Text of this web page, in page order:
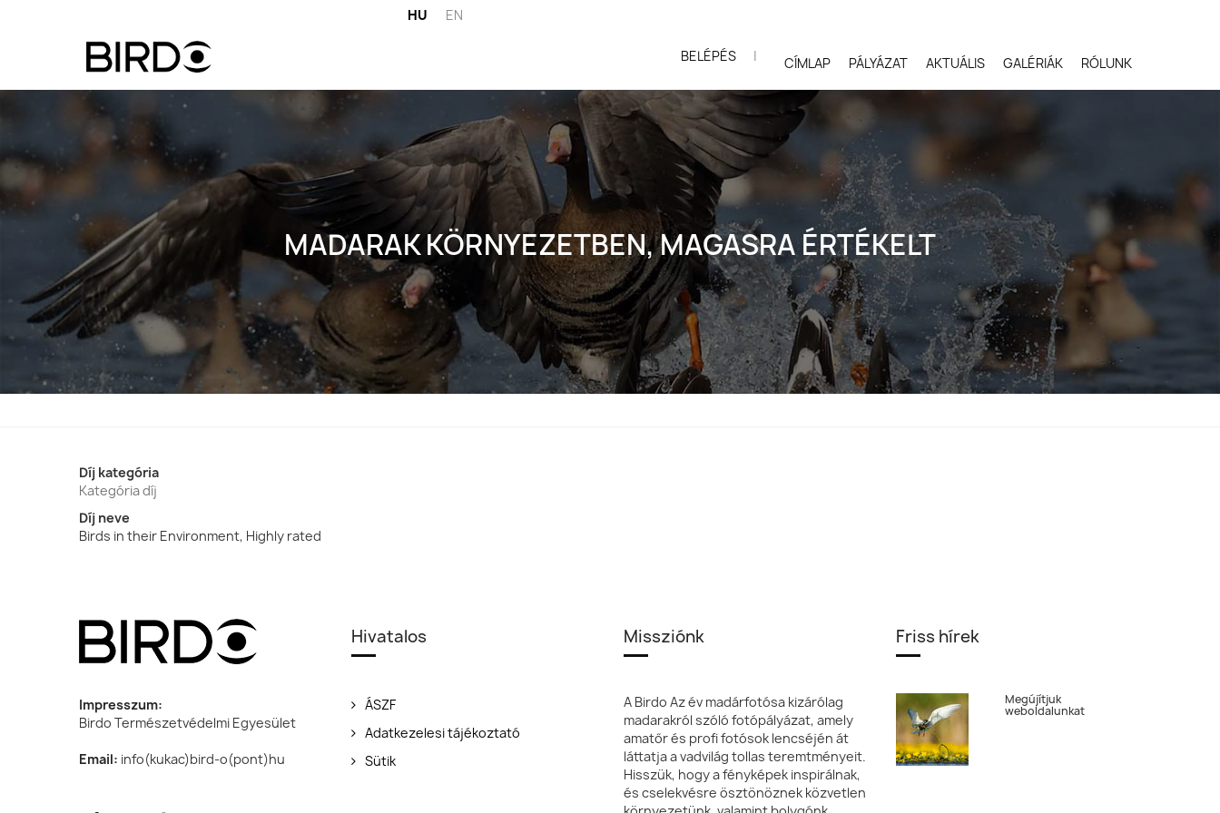
HU EN
CÍMLAP PÁLYÁZAT
Robert Gloeckner,
Egyesült Államok
Svetlana Ivanenko,
Oroszország
Terje Kolaas, Norvégia
Lóki Csaba,
Potyó Imre,
AKTUÁLIS GALÉRIÁK RÓLUNK
fiók
menüje
BELÉPÉS |
MADARAK KÖRNYEZETBEN, MAGASRA ÉRTÉKELT
Díj kategória
Kategória díj
Díj neve
Birds in their Environment, Highly rated
Impresszum:
Birdo Természetvédelmi Egyesület
Email: info(kukac)bird-o(pont)hu
Hivatalos
ÁSZF
Adatkezelesi tájékoztató
Sütik
Missziónk
A Birdo Az év madárfotósa kizárólag
madarakról szóló fotópályázat, amely
amatőr és profi fotósok lencséjén át
láttatja a vadvilág tollas teremtményeit.
Hisszük, hogy a fényképek inspirálnak,
és cselekvésre ösztönöznek közvetlen
Friss hírek
Megújítjuk
weboldalunkat